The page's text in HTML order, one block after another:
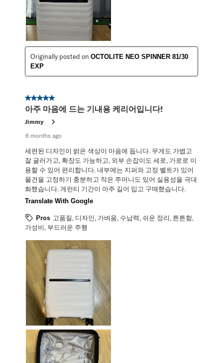
Originally posted on OCTOLITE NEO SPINNER 81/30
EXP
5 out of 5 stars.
아주 마음에 드는 기내용 케리어입니다!
Jimmy
6 months ago
세련된 디자인이 밝은 색상이 마음에 듭니다. 무게도 가볍고
잘 굴러가고, 확장도 가능하고, 외부 손잡이도 세로, 가로로 이
용할 수 있어 편리합니다. 내부에는 지퍼와 고정 벨트가 있어
물건을 고정하기 충분하고 작은 주머니도 있어 실용성을 극대
화했습니다. 게런티 기간이 아주 길어 밉고 구매했습니다.
Translate With Google
Pros 고품질, 디자인, 가벼움, 수납력, 쉬운 정리, 튼튼함,
가성비, 부드러운 주행